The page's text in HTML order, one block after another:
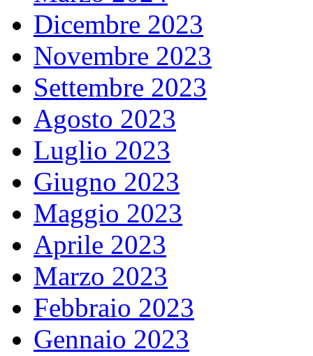
Dicembre 2023
Novembre 2023
Settembre 2023
Agosto 2023
Luglio 2023
Giugno 2023
Maggio 2023
Aprile 2023
Marzo 2023
Febbraio 2023
Gennaio 2023